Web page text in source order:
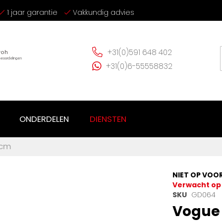
1 jaar garantie Vakkundig advies
+31(0)591 648 402
+31(0)6-55558832
ONDERDELEN DIENSTEN
NIET OP
Verwacht op
SKU GD064